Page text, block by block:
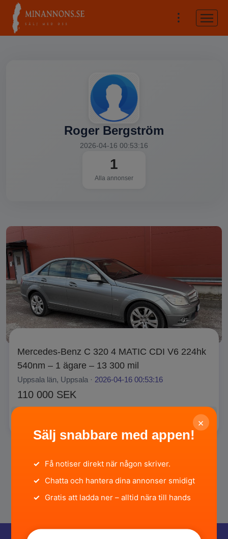
Roger Bergström
2026-04-16 00:53:16
1
Alla annonser
Mercedes-Benz C 320 4 MATIC CDI V6 224hk
540nm – 1 ägare – 13 300 mil
Uppsala län, Uppsala · 2026-04-16 00:53:16
110 000 SEK
×
Sälj snabbare med appen!
✓ Få notiser direkt när någon skriver.
✓ Chatta och hantera dina annonser smidigt
✓ Gratis att ladda ner – alltid nära till hands